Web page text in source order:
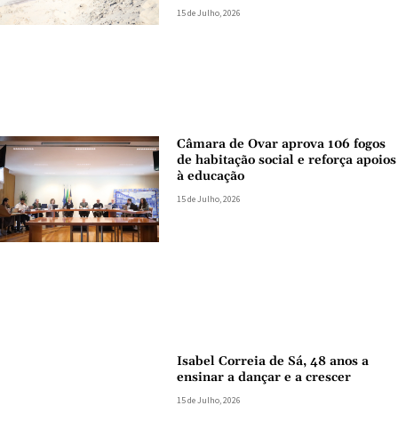
15 de Julho, 2026
Câmara de Ovar aprova 106 fogos
de habitação social e reforça apoios
à educação
15 de Julho, 2026
Isabel Correia de Sá, 48 anos a
ensinar a dançar e a crescer
15 de Julho, 2026